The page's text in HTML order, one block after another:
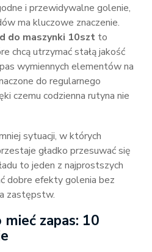
i przewidywalne golenie,
ma kluczowe znaczenie.
do maszynki 10szt to
chcą utrzymać stałą jakość
wymiennych elementów na
do regularnego
czemu codzienna rutyna nie
sytuacji, w których
gładko przesuwać się
to jeden z najprostszych
dobre efekty golenia bez
zastępstw.
zapas: 10